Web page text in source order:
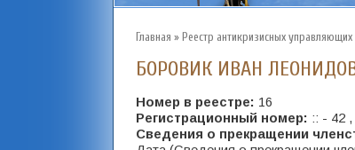
Главная » Реестр антикризисных управляющих
БОРОВИК ИВАН
Номер в реестре: 16
Регистрационный номер: :: - 42 ,
Сведения о прекращении